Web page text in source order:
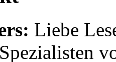
Liebe